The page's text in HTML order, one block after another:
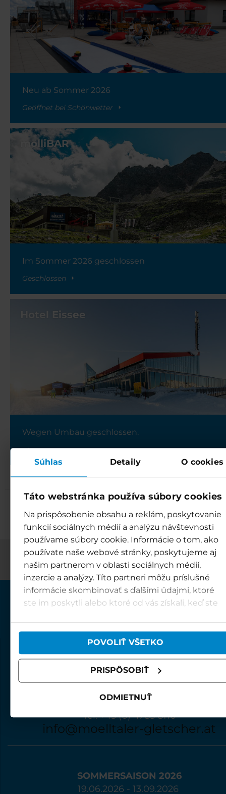
Súhlas Detaily O cookies
Táto webstránka používa súbory cookies
Na prispôsobenie obsahu a reklám, poskytovanie
funkcií sociálnych médií a analýzu návštevnosti
používame súbory cookie. Informácie o tom, ako
používate naše webové stránky, poskytujeme aj
našim partnerom v oblasti sociálnych médií,
inzercie a analýzy. Títo partneri môžu príslušné
informácie skombinovať s ďalšími údajmi, ktoré
ste im poskytli alebo ktoré od vás získali, keď ste
POVOLIŤ VŠETKO
PRISPÔSOBIŤ
ODMIETNUŤ
Neu ab Sommer 2026
Geöffnet bei Schönwetter
mölliBAR
Im Sommer 2026 geschlossen
Geschlossen
Hotel Eissee
Wegen Umbau geschlossen.
Innerfragant 46
9831 Flattach
KONTAKT
Tel. +43 (0) 4785 8110
info@moelltaler-gletscher.at
SOMMERSAISON 2026
19.06.2026 - 13.09.2026